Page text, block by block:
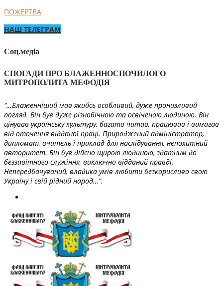
ПОЖЕРТВА
НАШ ТЕЛЕГРАМ
Соц.медіа
СПОГАДИ ПРО БЛАЖЕННОСПОЧИЛОГО
МИТРОПОЛИТА МЕФОДІЯ
“…Блаженніший мав якийсь особливий, дуже пронизливий
погляд. Він був дуже різнобічною та освіченою людиною. Він
цінував українську культуру, багато читав, працював і вимагав
від оточення відданої праці. Природжений адміністратор,
дипломат, вчитель і приклад для наслідування, непохитний
авторитет. Він був дійсно щирою людиною, здатним до
беззавітного служіння, виключно відданий правді.
Непередбачуваний, владика умів любити безкорисливо свою
Україну і свій рідний народ…”.